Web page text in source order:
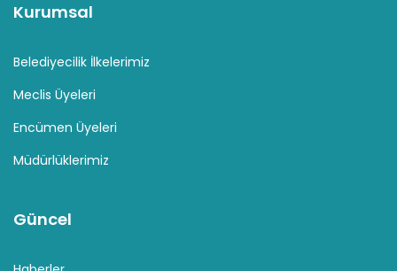
Kurumsal
Belediyecilik İlkelerimiz
Meclis Üyeleri
Encümen Üyeleri
Müdürlüklerimiz
Güncel